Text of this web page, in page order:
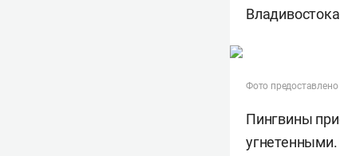
Фото
Пингвины
угнетенными.